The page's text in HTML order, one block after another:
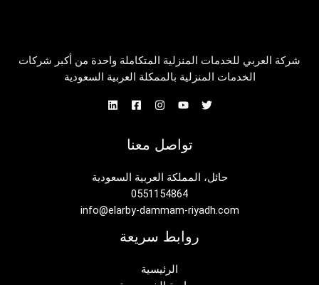
شركة العربي للخدمات المنزلية المتكاملة واحدة من أكبر شركات
الخدمات المنزلية بالممكلة العربية السعودية
تواصل معنا
حائل، المملكة العربية السعودية
0551154864
info@elarby-dammam-riyadh.com
روابط سريعة
الرئيسية